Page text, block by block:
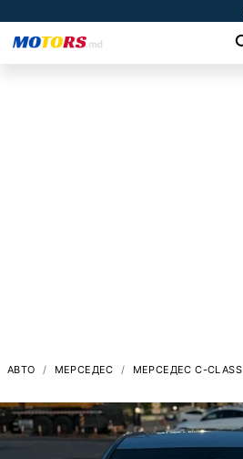
АВТО МЕРСЕДЕС МЕРСЕДЕС C-CLASS